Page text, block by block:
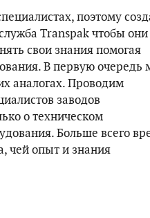
поэтому
Transpak чтобы они
свои знания помогая
В первую очередь
аналогах. Проводим
заводов
о техническом
Больше всего
чей опыт и знания